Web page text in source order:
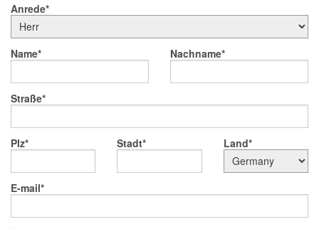
Anrede
Name Nachname
Straße
Plz Stadt Land
E-mail